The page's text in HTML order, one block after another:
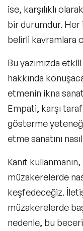
ise, karşılıklı
bir durumdur.
belirli kavramlara
Bu yazımızda
hakkında
etmenin ikna
Empati, karşı
gösterme
etme sanatını
Kanıt
müzakerelerde
keşfedeceğiz.
müzakerelerde
nedenle, bu